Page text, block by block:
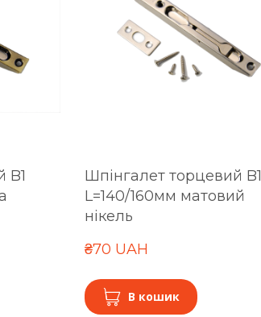
B1
Шпінгалет торцевий B1
L=140/160мм матовий
нікель
₴70 UAH
В кошик